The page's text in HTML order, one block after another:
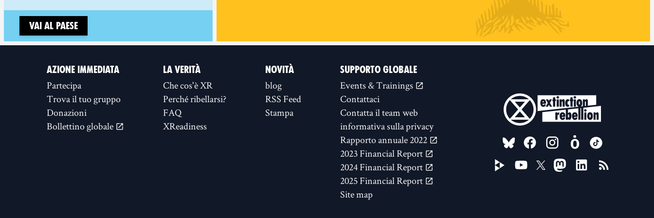
Vai al paese
AZIONE IMMEDIATA
Partecipa
Trova il tuo gruppo
Donazioni
Bollettino globale
LA VERITÀ
Che cos'è XR
Perché ribellarsi?
FAQ
XReadiness
NOVITÀ
blog
RSS Feed
Stampa
SUPPORTO GLOBALE
Events & Trainings
Contattaci
Contatta il team web
informativa sulla privacy
Rapporto annuale 2022
2023 Financial Report
2024 Financial Report
2025 Financial Report
Site map
FOLLOW US ON